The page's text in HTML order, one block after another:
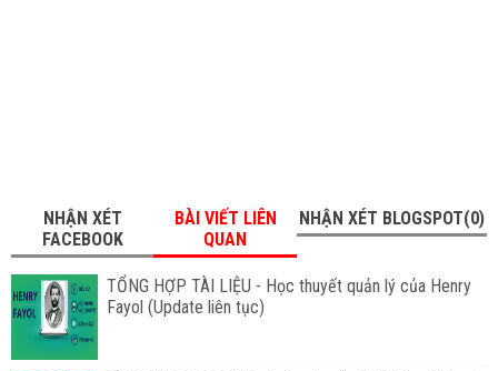
NHẬN XÉT
FACEBOOK
BÀI VIẾT LIÊN
QUAN
NHẬN XÉT BLOGSPOT(0)
TỔNG HỢP TÀI LIỆU - Học thuyết quản lý của Henry
Fayol (Update liên tục)